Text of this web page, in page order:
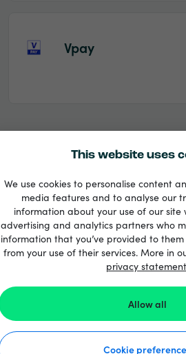
This website uses
We use cookies to personalise content
media features and to analyse our
information about your use of our site
advertising and analytics partners who
information that you’ve provided to
from your use of their services. More in
privacy statement
Allow all
Cookie
Vpay